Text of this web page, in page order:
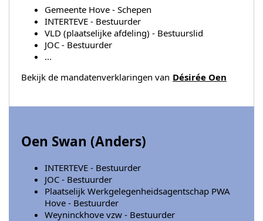
Gemeente Hove - Schepen
INTERTEVE - Bestuurder
VLD (plaatselijke afdeling) - Bestuurslid
JOC - Bestuurder
...
Bekijk de mandatenverklaringen van Désirée Oen
Oen Swan (Anders)
INTERTEVE - Bestuurder
JOC - Bestuurder
Plaatselijk Werkgelegenheidsagentschap PWA
Hove - Bestuurder
Weyninckhove vzw - Bestuurder